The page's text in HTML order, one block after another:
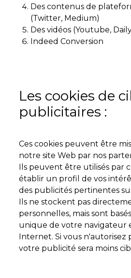
Des contenus de
(Twitter, Medium)
Des vidéos (Youtube,
Indeed Conversion
Les cookies de
publicitaires :
Ces cookies peuvent être
notre site Web par nos
Ils peuvent être utilisés par
établir un profil de vos
des publicités pertinentes
Ils ne stockent pas
personnelles, mais sont
unique de votre navigateur
Internet. Si vous n'autorisez
votre publicité sera moins